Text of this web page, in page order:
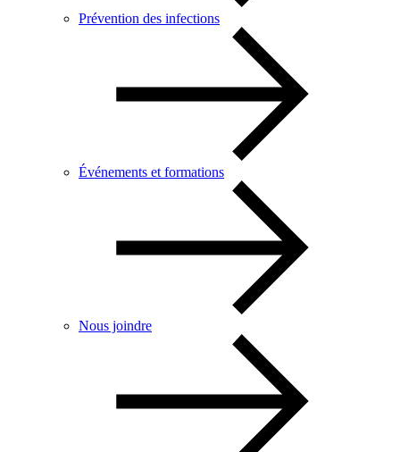
Prévention des infections
Événements et formations
Nous joindre